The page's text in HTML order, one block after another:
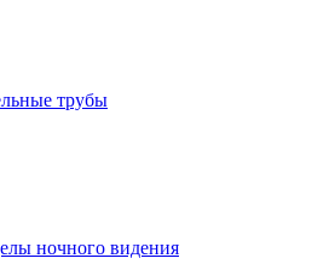
трубы
ночного видения